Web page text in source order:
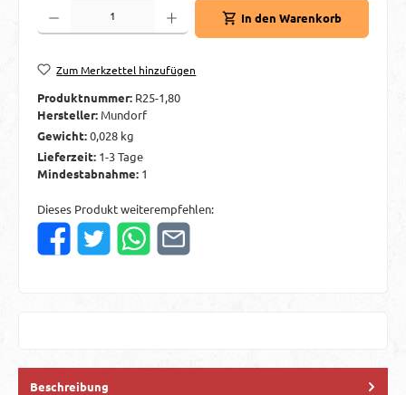
Produkt Anzahl: Gib den gewünschten Wert ein oder benutze die Schaltflächen
In den Warenkorb
Zum Merkzettel hinzufügen
Produktnummer: R25-1,80
Hersteller: Mundorf
Gewicht:0,028 kg
Lieferzeit: 1-3 Tage
Mindestabnahme: 1
Dieses Produkt weiterempfehlen:
Beschreibung